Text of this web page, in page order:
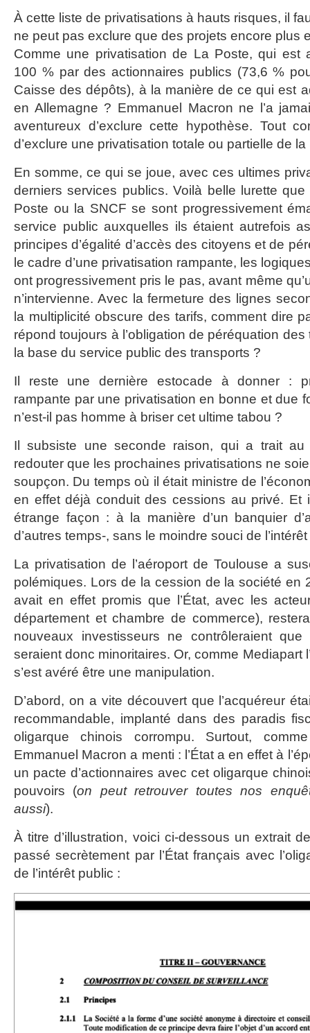
À cette liste de privatisations à hauts risques, il
ne peut pas exclure que des projets encore plus
Comme une privatisation de La Poste, qui est
100 % par des actionnaires publics (73,6 %
Caisse des dépôts), à la manière de ce qui est
en Allemagne ? Emmanuel Macron ne l’a
aventureux d’exclure cette hypothèse. Tout
d’exclure une privatisation totale ou partielle de la
En somme, ce qui se joue, avec ces ultimes
derniers services publics. Voilà belle lurette
Poste ou la SNCF se sont progressivement
service public auxquelles ils étaient autrefois
principes d’égalité d’accès des citoyens et de
le cadre d’une privatisation rampante, les
ont progressivement pris le pas, avant même
n’intervienne. Avec la fermeture des lignes
la multiplicité obscure des tarifs, comment dire
répond toujours à l’obligation de péréquation
la base du service public des transports ?
Il reste une dernière estocade à donner :
rampante par une privatisation en bonne et due
n’est-il pas homme à briser cet ultime tabou ?
Il subsiste une seconde raison, qui a trait au
redouter que les prochaines privatisations ne
soupçon. Du temps où il était ministre de
en effet déjà conduit des cessions au privé. Et
étrange façon : à la manière d’un banquier
d’autres temps-, sans le moindre souci de
La privatisation de l’aéroport de Toulouse a
polémiques. Lors de la cession de la société en
avait en effet promis que l’État, avec les
département et chambre de commerce),
nouveaux investisseurs ne contrôleraient
seraient donc minoritaires. Or, comme Mediapart
s’est avéré être une manipulation.
D’abord, on a vite découvert que l’acquéreur
recommandable, implanté dans des paradis
oligarque chinois corrompu. Surtout,
Emmanuel Macron a menti : l’État a en effet à
un pacte d’actionnaires avec cet oligarque
pouvoirs (on peut retrouver toutes nos
aussi).
À titre d’illustration, voici ci-dessous un extrait
passé secrètement par l’État français avec
de l’intérêt public :